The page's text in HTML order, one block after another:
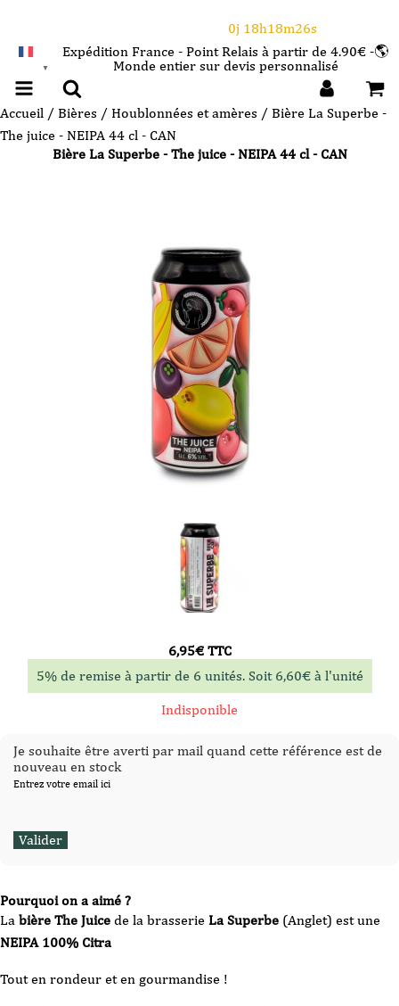
0j 18h18m26s
▼
Expédition France - Point Relais à partir de 4.90€ -🌎
Monde entier sur devis personnalisé
Accueil / Bières / Houblonnées et amères / Bière La Superbe -
The juice - NEIPA 44 cl - CAN
Bière La Superbe - The juice - NEIPA 44 cl - CAN
Pourquoi on a aimé ?
La bière The Juice de la brasserie La Superbe (Anglet) est une
NEIPA100% Citra
Tout en rondeur et en gourmandise !
6,95€TTC
5% de remise à partir de 6 unités. Soit 6,60€à l'unité
Indisponible
Je souhaite être averti par mail quand cette référence est de
nouveau en stock
Entrez votre email ici